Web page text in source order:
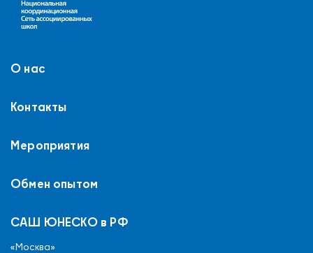
О нас
Контакты
Мероприятия
Обмен опытом
САШ ЮНЕСКО в РФ
«Москва»